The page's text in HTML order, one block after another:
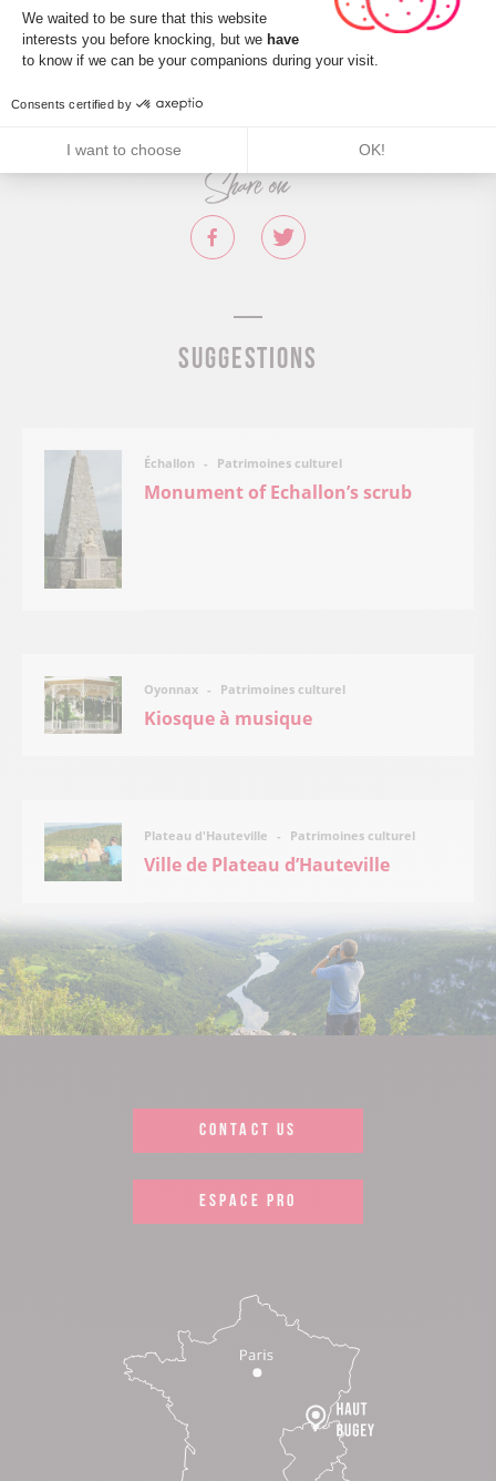
Descriptif handicap auditif : Aucune valeur
Marque tourisme et Handicap : Aucune valeur
Share on
Suggestions
Échallon Patrimoines culturel
Monument of Echallon’s scrub
Oyonnax Patrimoines culturel
Kiosque à musique
Plateau d'Hauteville Patrimoines culturel
Ville de Plateau d’Hauteville
CONTACT US
ESPACE PRO
Consent Management Platform:
We waited to be sure that this website
interests you before knocking, but we have
to know if we can be your companions during your visit.
Consents certified by
I want to choose OK!
Axeptio consent